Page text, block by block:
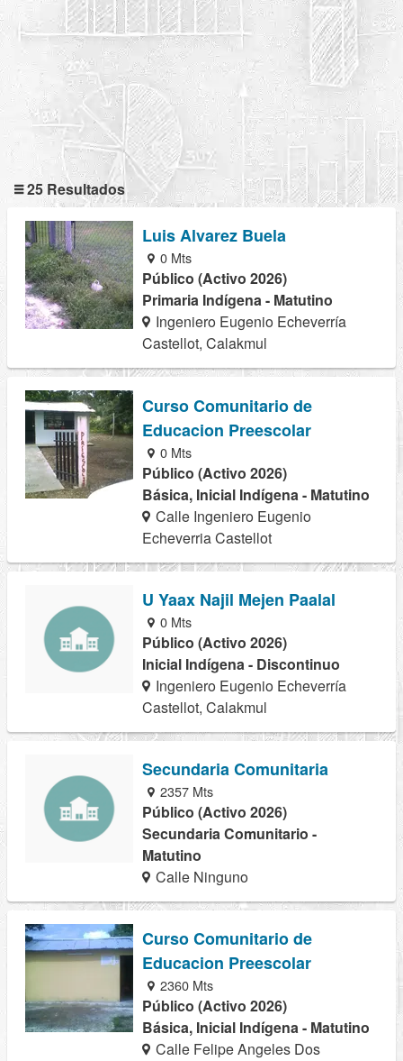
25 Resultados
Luis Alvarez Buela
0 Mts
Público (Activo 2026)
Primaria Indígena - Matutino
Ingeniero Eugenio Echeverría
Castellot, Calakmul
Curso Comunitario de
Educacion Preescolar
0 Mts
Público (Activo 2026)
Básica, Inicial Indígena - Matutino
Calle Ingeniero Eugenio
Echeverria Castellot
U Yaax Najil Mejen Paalal
0 Mts
Público (Activo 2026)
Inicial Indígena - Discontinuo
Ingeniero Eugenio Echeverría
Castellot, Calakmul
Secundaria Comunitaria
2357 Mts
Público (Activo 2026)
Secundaria Comunitario -
Matutino
Calle Ninguno
Curso Comunitario de
Educacion Preescolar
2360 Mts
Público (Activo 2026)
Básica, Inicial Indígena - Matutino
Calle Felipe Angeles Dos